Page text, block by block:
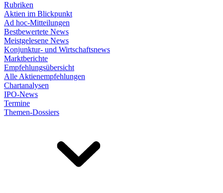
Rubriken
Aktien im Blickpunkt
Ad hoc-Mitteilungen
Bestbewertete News
Meistgelesene News
Konjunktur- und Wirtschaftsnews
Marktberichte
Empfehlungsübersicht
Alle Aktienempfehlungen
Chartanalysen
IPO-News
Termine
Themen-Dossiers